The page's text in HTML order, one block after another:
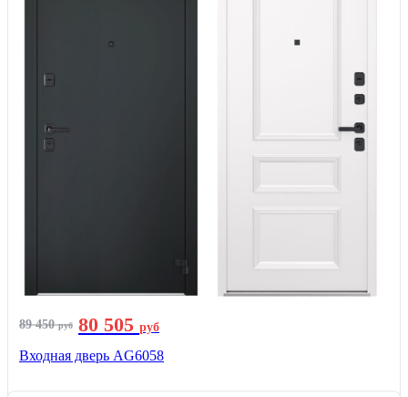
89 450руб 80 505 руб
Входная дверь AG6058